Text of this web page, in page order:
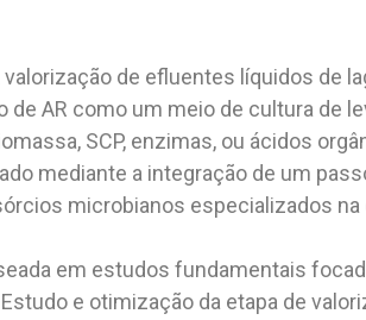
de efluentes líquidos de
AR como um meio de cultura de
SCP, enzimas, ou ácidos
mediante a integração de um
microbianos especializados na
em estudos fundamentais
e otimização da etapa de